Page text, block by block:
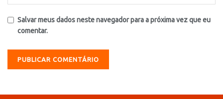
Salvar meus dados neste navegador para a próxima vez que eu
comentar.